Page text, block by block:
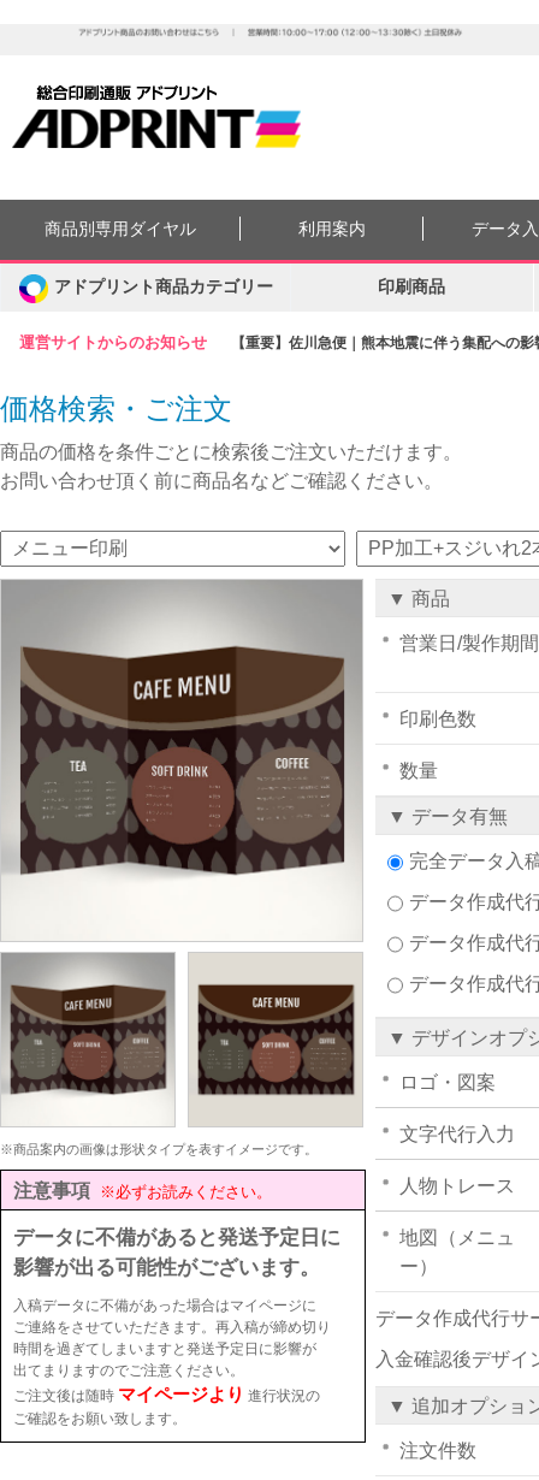
運営サイトからのお知らせ 【重要】佐川急便｜熊本地震に伴う集配への
商品別専用ダイヤル 利用案内 データ
アドプリント商品カテゴリー 印刷商品
価格検索・ご注文
商品の価格を条件ごとに検索後ご注文いただけます。
お問い合わせ頂く前に商品名などご確認ください。
※商品案内の画像は形状タイプを表すイメージです。
注意事項 ※必ずお読みください。
データに不備があると発送予定日に
影響が出る可能性がございます。
入稿データに不備があった場合はマイページに
ご連絡をさせていただきます。再入稿が締め切り
時間を過ぎてしまいますと発送予定日に影響が
出てまりますのでご注意ください。
ご注文後は随時 マイページより 進行状況の
ご確認をお願い致します。
▼ 商品
営業日/製作期間
印刷色数
数量
▼ データ有無
完全データ入
データ作成代
データ作成代
データ作成代
▼ デザインオプ
ロゴ・図案
文字代行入力
人物トレース
地図（メニュ
ー）
データ作成代行サ
入金確認後デザイ
▼ 追加オプショ
注文件数